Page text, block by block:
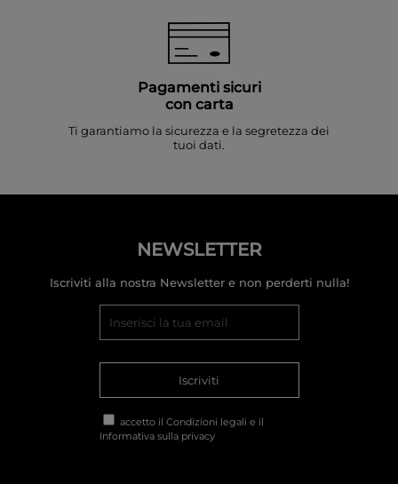
Pagamenti sicuri
con carta
Ti garantiamo la sicurezza e la segretezza dei
tuoi dati.
NEWSLETTER
Iscriviti alla nostra Newsletter e non perderti nulla!
Iscriviti
accetto il Condizioni legali e il
Informativa sulla privacy